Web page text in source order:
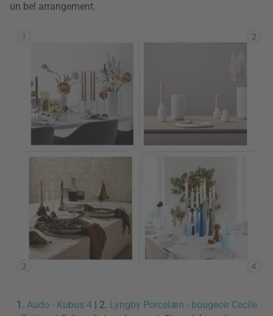
un bel arrangement.
1. Audo - Kubus 4| 2. Lyngby Porcelæn - bougeoir Cecile